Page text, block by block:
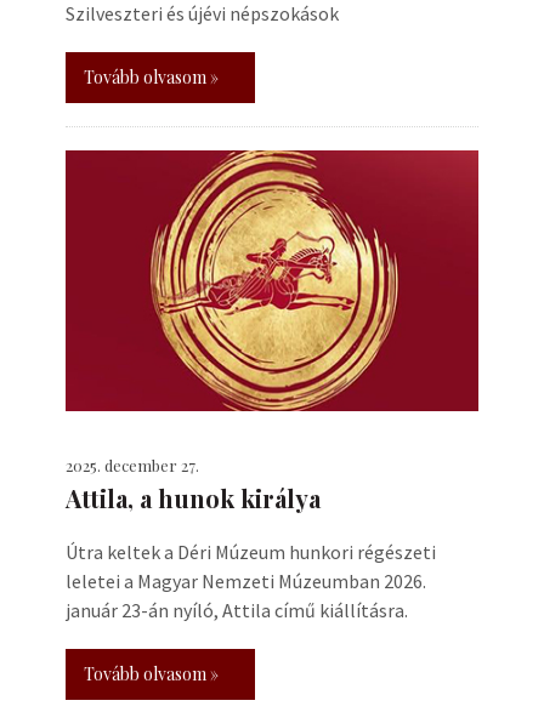
Szilveszteri és újévi népszokások
Tovább olvasom »
2025. december 27.
Attila, a hunok királya
Útra keltek a Déri Múzeum hunkori régészeti
leletei a Magyar Nemzeti Múzeumban 2026.
január 23-án nyíló, Attila című kiállításra.
Tovább olvasom »